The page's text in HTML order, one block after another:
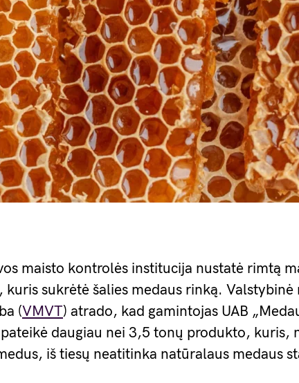
maisto kontrolės institucija nustatė rimtą
kuris sukrėtė šalies medaus rinką.
(VMVT) atrado, kad gamintojas UAB
daugiau nei 3,5 tonų produkto, kuris,
iš tiesų neatitinka natūralaus medaus